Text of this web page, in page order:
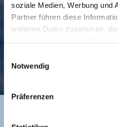
soziale Medien, Werbung und
Partner führen diese
weiteren Daten zusammen,
Notwendig
Präferenzen